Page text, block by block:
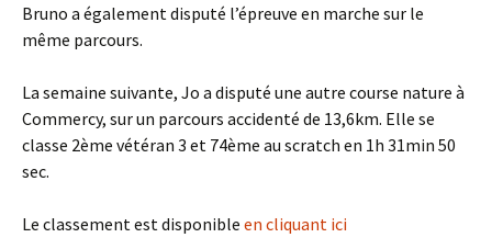
Bruno a également disputé l’épreuve en marche sur le
même parcours.
La semaine suivante, Jo a disputé une autre course nature à
Commercy, sur un parcours accidenté de 13,6km. Elle se
classe 2ème vétéran 3 et 74ème au scratch en 1h 31min 50
sec.
Le classement est disponible en cliquant ici